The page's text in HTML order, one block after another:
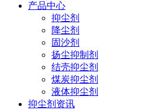
产品中心
抑尘剂
降尘剂
固沙剂
扬尘抑制剂
结壳抑尘剂
煤炭抑尘剂
液体抑尘剂
抑尘剂资讯